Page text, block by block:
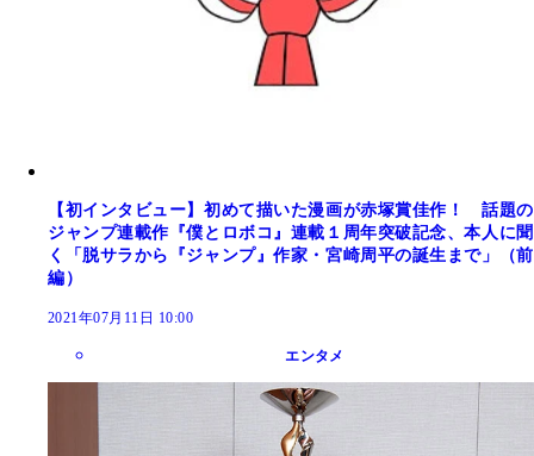
【初インタビュー】初めて描いた漫画が赤塚賞佳作！ 話題の
ジャンプ連載作『僕とロボコ』連載１周年突破記念、本人に聞
く「脱サラから『ジャンプ』作家・宮崎周平の誕生まで」（前
編）
2021年07月11日 10:00
エンタメ